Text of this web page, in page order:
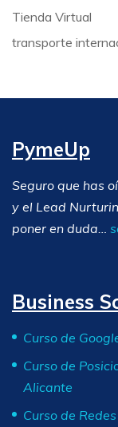
Tienda Virtual
transporte
PymeUp
Seguro que has
y el Lead
poner en duda…
Business
Curso de
Curso de
Alicante
Curso de